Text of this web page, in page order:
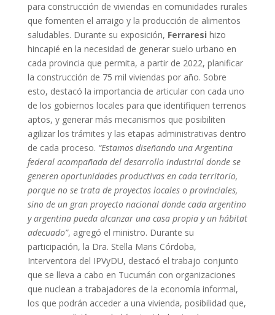
para construcción de viviendas en comunidades rurales
que fomenten el arraigo y la producción de alimentos
saludables. Durante su exposición, Ferraresi hizo
hincapié en la necesidad de generar suelo urbano en
cada provincia que permita, a partir de 2022, planificar
la construcción de 75 mil viviendas por año. Sobre
esto, destacó la importancia de articular con cada uno
de los gobiernos locales para que identifiquen terrenos
aptos, y generar más mecanismos que posibiliten
agilizar los trámites y las etapas administrativas dentro
de cada proceso. “Estamos diseñando una Argentina
federal acompañada del desarrollo industrial donde se
generen oportunidades productivas en cada territorio,
porque no se trata de proyectos locales o provinciales,
sino de un gran proyecto nacional donde cada argentino
y argentina pueda alcanzar una casa propia y un hábitat
adecuado”, agregó el ministro. Durante su
participación, la Dra. Stella Maris Córdoba,
Interventora del IPVyDU, destacó el trabajo conjunto
que se lleva a cabo en Tucumán con organizaciones
que nuclean a trabajadores de la economía informal,
los que podrán acceder a una vivienda, posibilidad que,